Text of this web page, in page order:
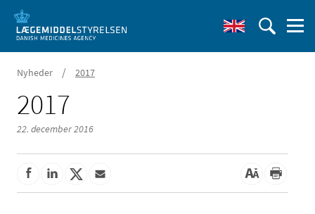
Nyheder / 2017
2017
22. december 2016